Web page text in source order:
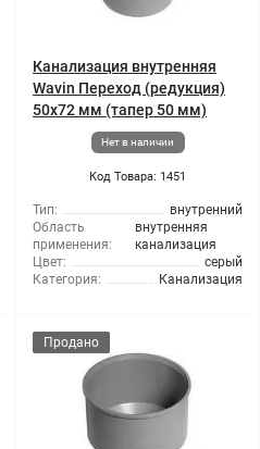
Канализация внутренняя
Wavin Переход (редукция)
50x72 мм (тапер 50 мм)
Нет в наличии
Код Товара: 1451
Тип:
внутренний
Область
применения:
внутренняя
канализация
Цвет:
серый
Категория:
Канализация
Продано